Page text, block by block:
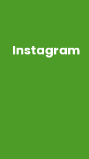
Instagram